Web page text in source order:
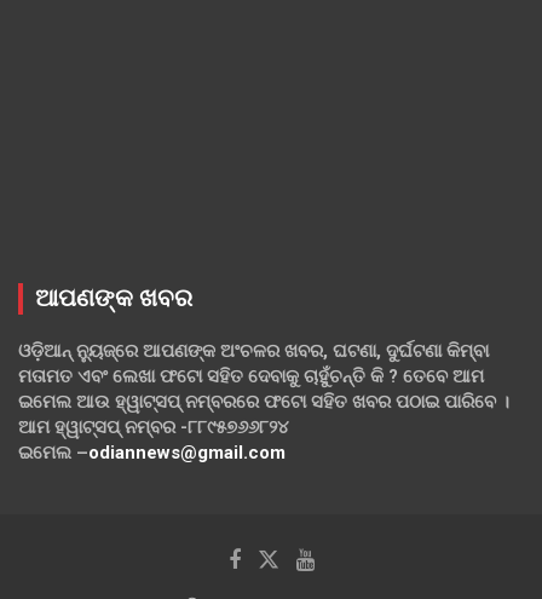
ଆପଣଙ୍କ ଖବର
ଓଡ଼ିଆନ୍ ନ୍ୟୁଜ୍‌ରେ ଆପଣଙ୍କ ଅଂଚଳର ଖବର, ଘଟଣା, ଦୁର୍ଘଟଣା କିମ୍ବା
ମତାମତ ଏବଂ ଲେଖା ଫଟୋ ସହିତ ଦେବାକୁ ଚାହୁଁଚନ୍ତି କି ? ତେବେ ଆମ
ଇମେଲ ଆଉ ହ୍ୱାଟ୍‌ସପ୍ ନମ୍ବରରେ ଫଟୋ ସହିତ ଖବର ପଠାଇ ପାରିବେ ।
ଆମ ହ୍ୱାଟ୍‌ସପ୍ ନମ୍ବର -୮୮୯୫୭୬୬୮୨୪
ଇମେଲ –odiannews@gmail.com